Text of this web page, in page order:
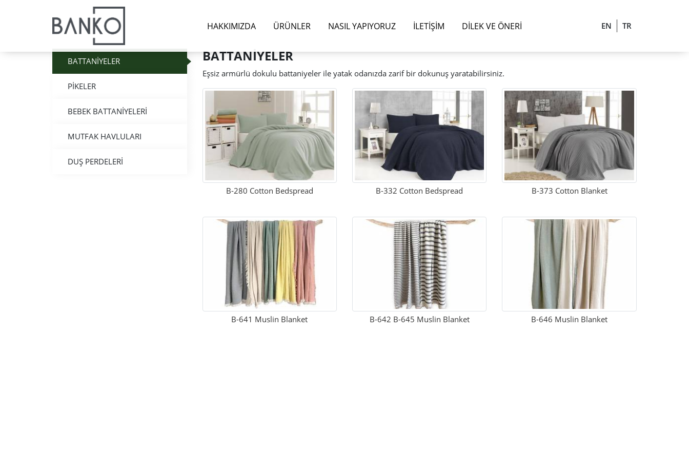
HAKKIMIZDA ÜRÜNLER NASIL YAPIYORUZ İLETIŞIM DILEK VE ÖNERI EN TR
BATTANİYELER
PİKELER
BEBEK BATTANİYELERİ
MUTFAK HAVLULARI
DUŞ PERDELERİ
BATTANİYELER
Eşsiz armürlü dokulu battaniyeler ile yatak odanızda zarif bir dokunuş yaratabilirsiniz.
B-280 Cotton Bedspread B-332 Cotton Bedspread B-373 Cotton Blanket
B-641 Muslin Blanket B-642 B-645 Muslin Blanket B-646 Muslin Blanket